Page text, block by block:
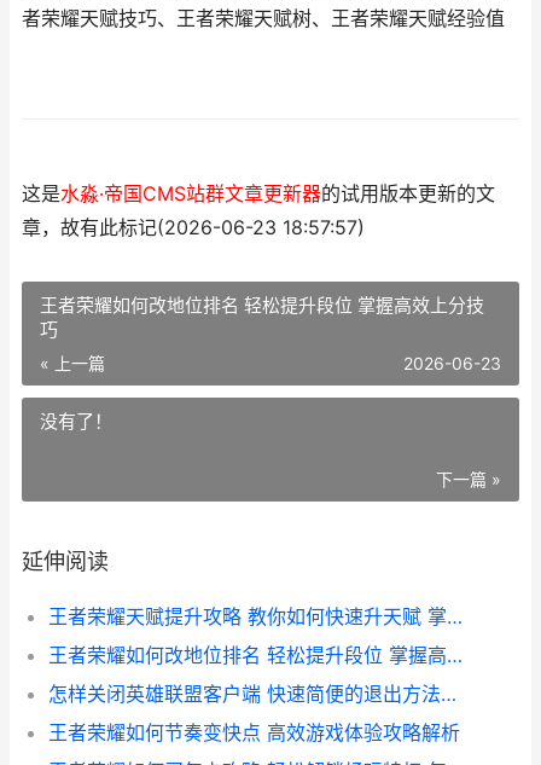
者荣耀天赋技巧、王者荣耀天赋树、王者荣耀天赋经验值
这是水淼·帝国CMS站群文章更新器的试用版本更新的文
章，故有此标记(2026-06-23 18:57:57)
王者荣耀如何改地位排名 轻松提升段位 掌握高效上分技
巧
« 上一篇 2026-06-23
没有了！
下一篇 »
延伸阅读
王者荣耀天赋提升攻略 教你如何快速升天赋 掌握游戏优势
王者荣耀如何改地位排名 轻松提升段位 掌握高效上分技巧
怎样关闭英雄联盟客户端 快速简便的退出方法解析
王者荣耀如何节奏变快点 高效游戏体验攻略解析